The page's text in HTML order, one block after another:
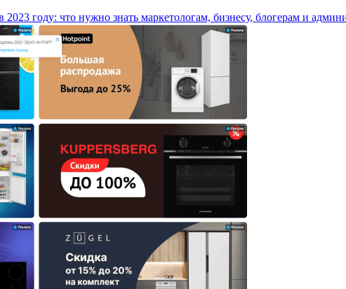
году: что нужно знать маркетологам, бизнесу, блогерам и